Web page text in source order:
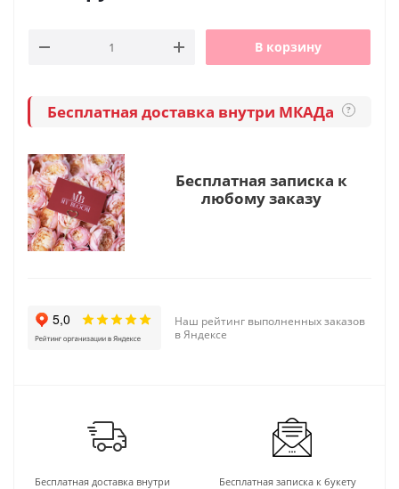
В корзину
Бесплатная доставка внутри МКАДа ?
Бесплатная записка к
любому заказу
Наш рейтинг выполненных заказов
в Яндексе
Бесплатная доставка внутри
Бесплатная записка к букету